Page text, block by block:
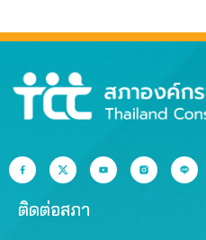
ติดต่อสภา